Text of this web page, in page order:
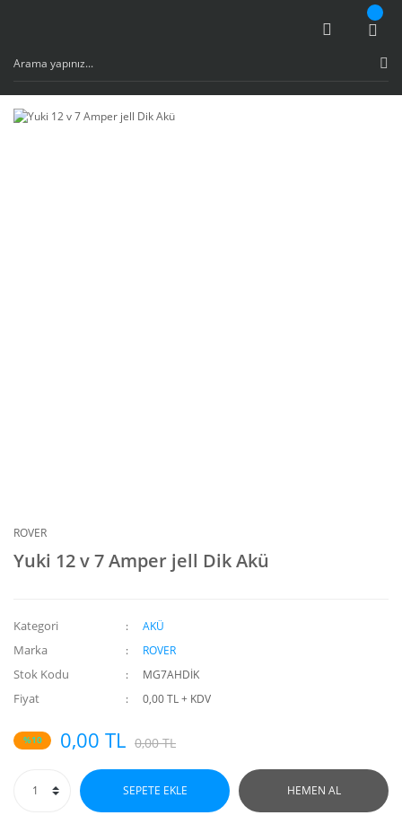
ROVER
Yuki 12 v 7 Amper jell Dik Akü
Kategori AKÜ
Marka ROVER
Stok Kodu MG7AHDİK
Fiyat 0,00 TL + KDV
%10 0,00 TL 0,00 TL
SEPETE EKLE HEMEN AL